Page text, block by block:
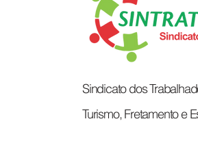
Sindicato dos
Turismo, Fretamento e